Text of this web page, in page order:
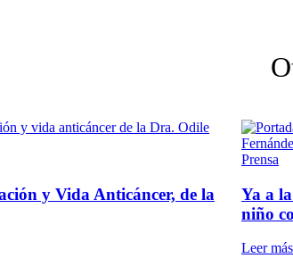
y Vida Anticáncer, de la
Prensa
Ya a
niño
Leer más